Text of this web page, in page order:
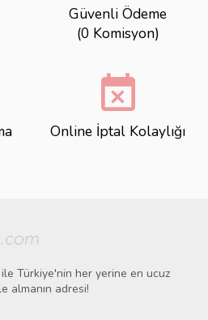
Güvenli Ödeme
(0 Komisyon)
event_busy
Online İptal Kolaylığı
Türkiye'nin her yerine en ucuz
almanın adresi!